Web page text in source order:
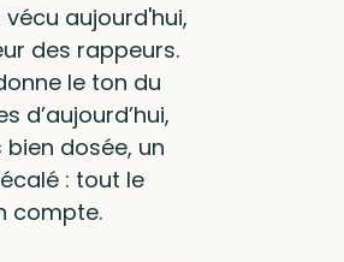
aujourd'hui,
des rappeurs.
le ton du
d’aujourd’hui,
dosée, un
: tout le
compte.